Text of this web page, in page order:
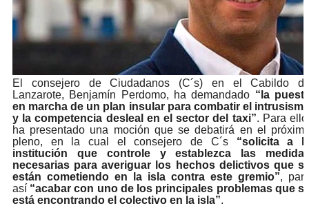
El consejero de Ciudadanos (C´s) en el Cabildo
Lanzarote, Benjamín Perdomo, ha demandado “la
en marcha de un plan insular para combatir el
y la competencia desleal en el sector del taxi”. Para
ha presentado una moción que se debatirá en el
pleno, en la cual el consejero de C´s “solicita a
institución que controle y establezca las
necesarias para averiguar los hechos delictivos que
están cometiendo en la isla contra este gremio”,
así “acabar con uno de los principales problemas que
está encontrando el colectivo en la isla”.